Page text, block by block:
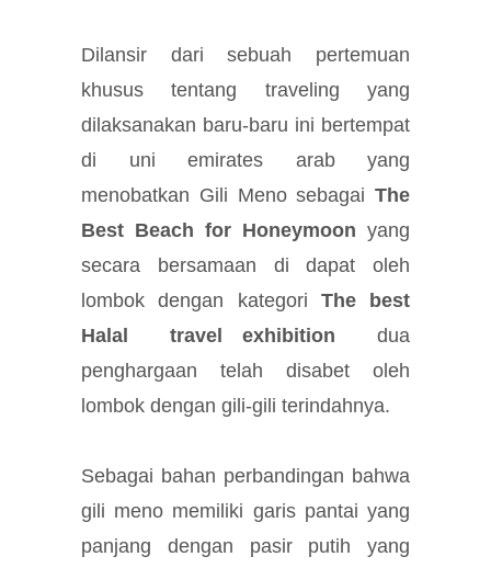
Dilansir dari sebuah pertemuan
khusus tentang traveling yang
dilaksanakan baru-baru ini bertempat
di uni emirates arab yang
menobatkan Gili Meno sebagai The
Best Beach for Honeymoon yang
secara bersamaan di dapat oleh
lombok dengan kategori The best
Halal travel exhibition dua
penghargaan telah disabet oleh
lombok dengan gili-gili terindahnya.
Sebagai bahan perbandingan bahwa
gili meno memiliki garis pantai yang
panjang dengan pasir putih yang